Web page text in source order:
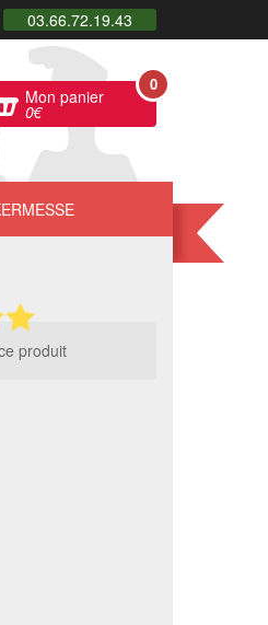
03.66.72.19.43
Mon panier
0€
0
produit